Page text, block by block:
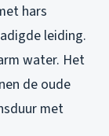
hars
leiding.
water. Het
de oude
met